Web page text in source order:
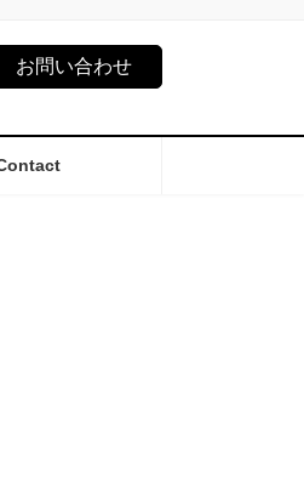
お問い合わせ